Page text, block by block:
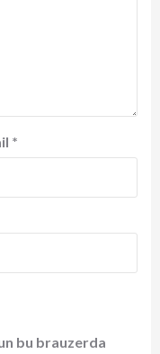
*
bu brauzerda